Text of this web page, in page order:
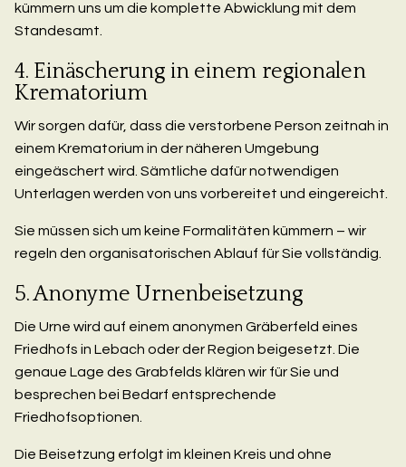
kümmern uns um die komplette Abwicklung mit dem
Standesamt.
4. Einäscherung in einem regionalen
Krematorium
Wir sorgen dafür, dass die verstorbene Person zeitnah in
einem Krematorium in der näheren Umgebung
eingeäschert wird. Sämtliche dafür notwendigen
Unterlagen werden von uns vorbereitet und eingereicht.
Sie müssen sich um keine Formalitäten kümmern – wir
regeln den organisatorischen Ablauf für Sie vollständig.
5. Anonyme Urnenbeisetzung
Die Urne wird auf einem anonymen Gräberfeld eines
Friedhofs in Lebach oder der Region beigesetzt. Die
genaue Lage des Grabfelds klären wir für Sie und
besprechen bei Bedarf entsprechende
Friedhofsoptionen.
Die Beisetzung erfolgt im kleinen Kreis und ohne